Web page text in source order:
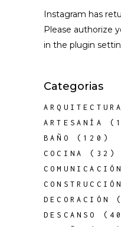
Instagram has
Please authorize
in the plugin
Categorias
ARQUITECTURA
ARTESANÍA
BAÑO
(120)
COCINA
(32)
COMUNICACIÓN
CONSTRUCCIÓN
DECORACIÓN
DESCANSO